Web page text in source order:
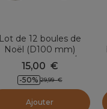
Lot de 12 boules de
Noël (D100 mm)
Quincy Bleu nuit/
Argent
15,00 €
-50% 29,99 €
Ajouter